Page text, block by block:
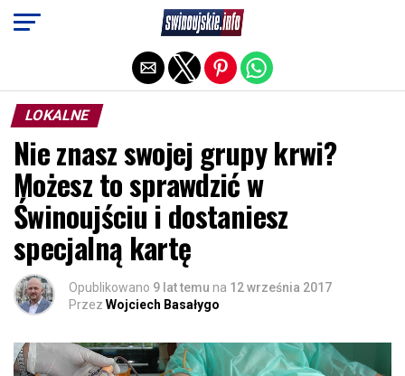
LOKALNE
Nie znasz swojej grupy krwi?
Możesz to sprawdzić w
Świnoujściu i dostaniesz
specjalną kartę
Opublikowano 9 lat temu na 12 września 2017
Przez Wojciech Basałygo
Exit mobile version